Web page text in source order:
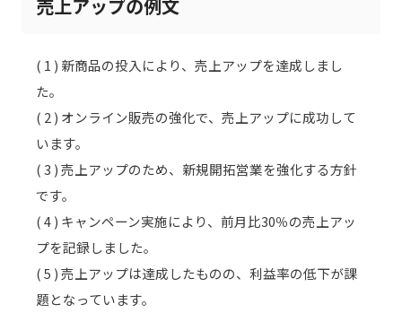
売上アップの例文
( 1 ) 新商品の投入により、売上アップを達成しまし
た。
( 2 ) オンライン販売の強化で、売上アップに成功して
います。
( 3 ) 売上アップのため、新規開拓営業を強化する方針
です。
( 4 ) キャンペーン実施により、前月比30％の売上アッ
プを記録しました。
( 5 ) 売上アップは達成したものの、利益率の低下が課
題となっています。